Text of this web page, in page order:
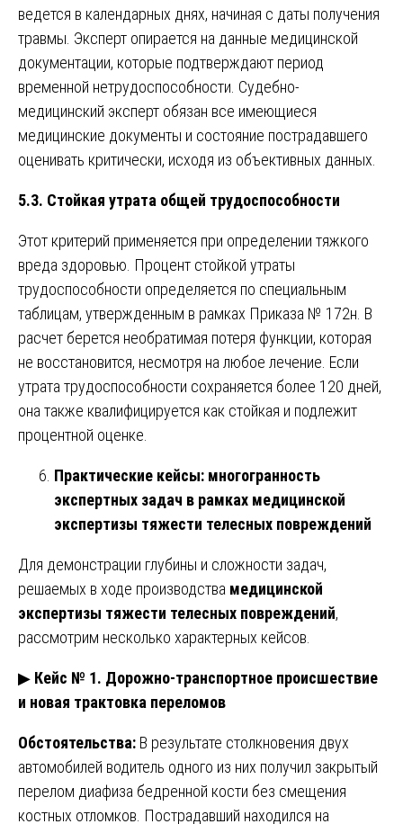
ведется в календарных днях, начиная с даты получения
травмы. Эксперт опирается на данные медицинской
документации, которые подтверждают период
временной нетрудоспособности. Судебно-
медицинский эксперт обязан все имеющиеся
медицинские документы и состояние пострадавшего
оценивать критически, исходя из объективных данных.
5.3. Стойкая утрата общей трудоспособности
Этот критерий применяется при определении тяжкого
вреда здоровью. Процент стойкой утраты
трудоспособности определяется по специальным
таблицам, утвержденным в рамках Приказа № 172н. В
расчет берется необратимая потеря функции, которая
не восстановится, несмотря на любое лечение. Если
утрата трудоспособности сохраняется более 120 дней,
она также квалифицируется как стойкая и подлежит
процентной оценке.
Практические кейсы: многогранность
экспертных задач в рамках медицинской
экспертизы тяжести телесных повреждений
Для демонстрации глубины и сложности задач,
решаемых в ходе производства медицинской
экспертизы тяжести телесных повреждений,
рассмотрим несколько характерных кейсов.
▶ Кейс № 1. Дорожно-транспортное происшествие
и новая трактовка переломов
Обстоятельства: В результате столкновения двух
автомобилей водитель одного из них получил закрытый
перелом диафиза бедренной кости без смещения
костных отломков. Пострадавший находился на